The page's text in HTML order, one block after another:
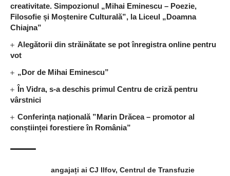
creativitate. Simpozionul „Mihai Eminescu – Poezie,
Filosofie și Moștenire Culturală”, la Liceul „Doamna
Chiajna”
Alegătorii din străinătate se pot înregistra online pentru
vot
„Dor de Mihai Eminescu”
În Vidra, s-a deschis primul Centru de criză pentru
vârstnici
Conferința națională ”Marin Drăcea – promotor al
conștiinței forestiere în România”
angajați ai CJ Ilfov, Centrul de Transfuzie